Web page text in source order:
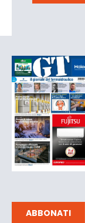
ABBONATI